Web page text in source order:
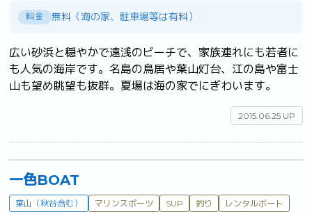
料金 無料（海の家、駐車場等は有料）
広い砂浜と穏やかで遠浅のビーチで、家族連れにも若者に
も人気の海岸です。名島の鳥居や葉山灯台、江の島や富士
2015.06.25 UP
一色BOAT
葉山（秋谷含む） マリンスポーツ SUP 釣り レンタルボート